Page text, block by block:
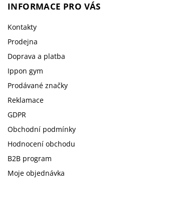
INFORMACE PRO VÁS
Kontakty
Prodejna
Doprava a platba
Ippon gym
Prodávané značky
Reklamace
GDPR
Obchodní podmínky
Hodnocení obchodu
B2B program
Moje objednávka